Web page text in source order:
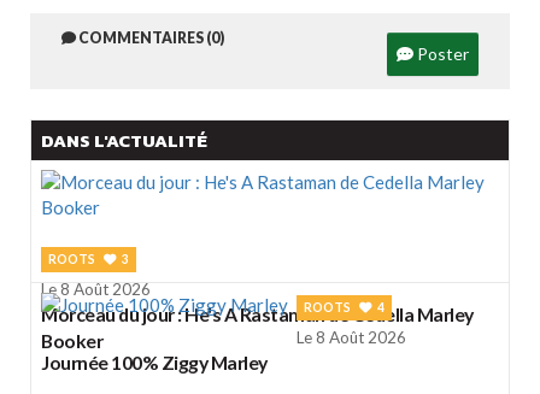
COMMENTAIRES (0)
Poster
DANS L'ACTUALITÉ
ROOTS 3
Le 8 Août 2026
Morceau du jour : He's A Rastaman de Cedella Marley
Booker
ROOTS 4
Le 8 Août 2026
Journée 100% Ziggy Marley